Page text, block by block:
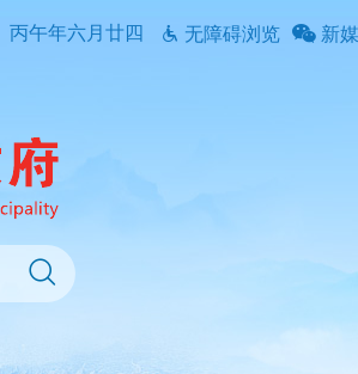
丙午年六月廿四 无障碍浏览 新